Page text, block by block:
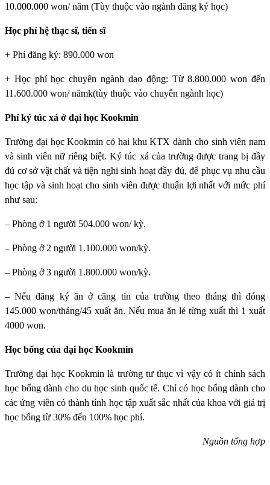
10.000.000 won/ năm (Tùy thuộc vào ngành đăng ký học)
Học phí hệ thạc sĩ, tiến sĩ
+ Phí đăng ký: 890.000 won
+ Học phí học chuyên ngành dao động: Từ 8.800.000 won đến
11.600.000 won/ nămk(tùy thuộc vào chuyên ngành học)
Phí ký túc xá ở đại học Kookmin
Trường đại học Kookmin có hai khu KTX dành cho sinh viên nam
và sinh viên nữ riêng biệt. Ký túc xá của trường được trang bị đầy
đủ cơ sở vật chất và tiện nghi sinh hoạt đầy đủ, để phục vụ nhu cầu
học tập và sinh hoạt cho sinh viên được thuận lợi nhất với mức phí
như sau:
– Phòng ở 1 người 504.000 won/ kỳ.
– Phòng ở 2 người 1.100.000 won/kỳ.
– Phòng ở 3 người 1.800.000 won/kỳ.
– Nếu đăng ký ăn ở căng tin của trường theo tháng thì đóng
145.000 won/tháng/45 xuất ăn. Nếu mua ăn lẻ từng xuất thì 1 xuất
4000 won.
Học bổng của đại học Kookmin
Trường đại học Kookmin là trường tư thục vì vậy có ít chính sách
học bổng dành cho du học sinh quốc tế. Chỉ có học bổng dành cho
các ứng viên có thành tính học tập xuất sắc nhất của khoa với giá trị
học bổng từ 30% đến 100% học phí.
Nguồn tổng hợp